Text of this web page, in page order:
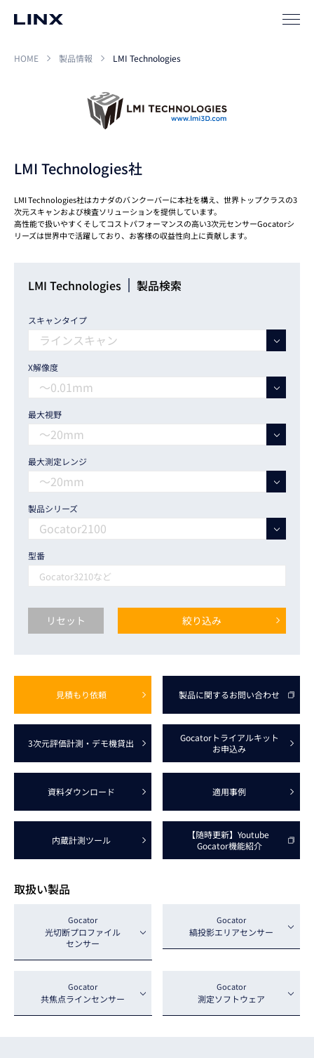
HOME 製品情報 LMI Technologies
LMI Technologies社
LMI Technologies社はカナダのバンクーバーに本社を構え、世界トップクラスの3
次元スキャンおよび検査ソリューションを提供しています。
高性能で扱いやすくそしてコストパフォーマンスの高い3次元センサーGocatorシ
リーズは世界中で活躍しており、お客様の収益性向上に貢献します。
LMI Technologies 製品検索
スキャンタイプ
X解像度
最大視野
最大測定レンジ
製品シリーズ
型番
リセット 絞り込み
見積もり依頼 製品に関するお問い合わせ
3次元評価計測 ・デモ機貸出 Gocatorトライアルキット
お申込み
資料ダウンロード 適用事例
内蔵計測ツール 【随時更新】 Youtube
Gocator機能紹介
取扱い製品
Gocator
光切断プロファイル
センサー
Gocator
縞投影エリアセンサー
Gocator
共焦点ラインセンサー
Gocator
測定ソフトウェア